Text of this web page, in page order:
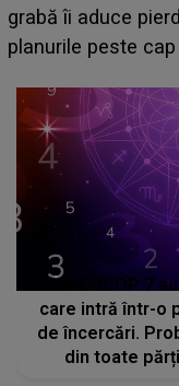
face o
sa: "I-am spus și
HOROSCOP 7
care intră într-o
de încercări.
din toate